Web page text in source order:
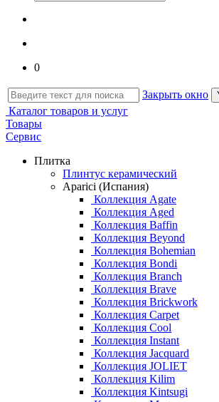
0
Закрыть окно
Каталог товаров и услуг
Товары
Сервис
Плитка
Плинтус керамический
Aparici (Испания)
Коллекция Agate
Коллекция Aged
Коллекция Baffin
Коллекция Beyond
Коллекция Bohemian
Коллекция Bondi
Коллекция Branch
Коллекция Brave
Коллекция Brickwork
Коллекция Carpet
Коллекция Cool
Коллекция Instant
Коллекция Jacquard
Коллекция JOLIET
Коллекция Kilim
Коллекция Kintsugi